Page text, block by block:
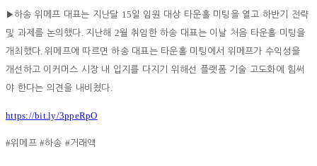
▶하송 위메프 대표는 지난달 15일 임원 대상 타운홀 미팅을 열고 하반기 전략
및 과제를 논의했다. 지난해 2월 취임한 하송 대표는 이날 처음 타운홀 미팅을
개최했다.위메프에 따르면 하송 대표는 타운홀 미팅에서 위메프가 수익성을
개선하고 이커머스 시장 내 입지를 다지기 위해선 플랫폼 기술 고도화에 힘써
야 한다는 의견을 내비쳤다.
https://bit.ly/3ppeRpO
#위메프#하송 #거래액